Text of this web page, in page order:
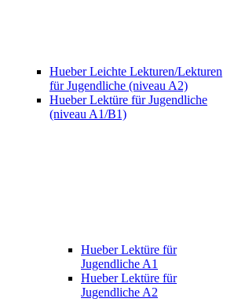
Hueber Leichte Lekturen/Lekturen
für Jugendliche (niveau A2)
Hueber Lektüre für Jugendliche
(niveau A1/B1)
Hueber Lektüre für
Jugendliche A1
Hueber Lektüre für
Jugendliche A2